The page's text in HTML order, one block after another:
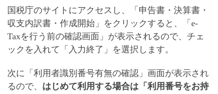
国税庁のサイトにアクセスし、「申告書・決算書・
収支内訳書・作成開始」をクリックすると、「e-
Taxを行う前の確認画面」が表示されるので、チェ
ックを入れて「入力終了」を選択します。
次に「利用者識別番号有無の確認」画面が表示され
るので、 はじめて利用する場合は「利用番号をお持